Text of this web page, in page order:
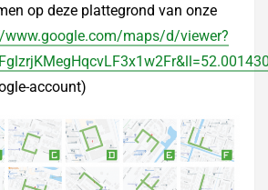
op deze plattegrond van onze
www.google.com/maps/d/viewer?
account)